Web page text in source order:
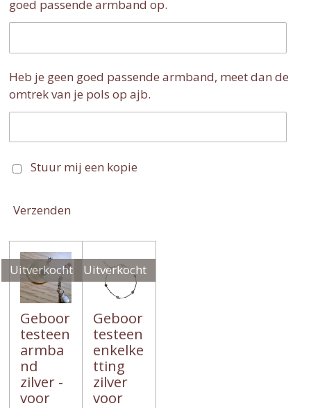
goed passende armband op.
Heb je geen goed passende armband, meet dan de
omtrek van je pols op ajb.
Stuur mij een kopie
Verzenden
Uitverkocht
Geboor
testeen
armba
nd
zilver -
voor
Uitverkocht
Geboor
testeen
enkelke
tting
zilver
voor